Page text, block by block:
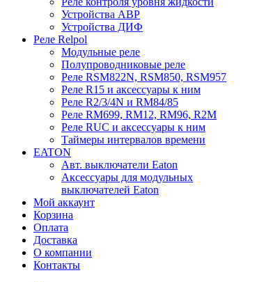
Устройства АВР
Устройства ДИФ
Реле Relpol
Модульные реле
Полупроводниковые реле
Реле RSM822N, RSM850, RSM957
Реле R15 и аксессуары к ним
Реле R2/3/4N и RM84/85
Реле RM699, RM12, RM96, R2M
Реле RUC и аксессуары к ним
Таймеры интервалов времени
EATON
Авт. выключатели Eaton
Аксессуары для модульных
выключателей Eaton
Мой аккаунт
Корзина
Оплата
Доставка
О компании
Контакты